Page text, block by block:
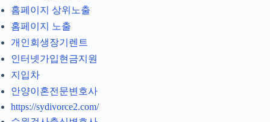
홈페이지 상위노출
홈페이지 노출
개인회생장기렌트
인터넷가입현금지원
지입차
안양이혼전문변호사
https://sydivorce2.com/